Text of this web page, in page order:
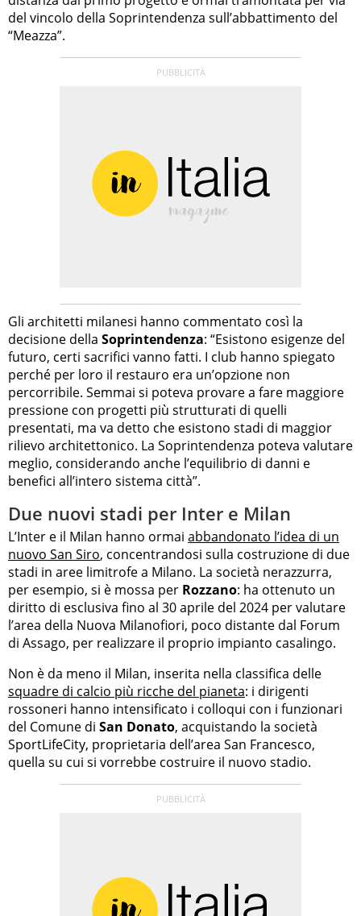
del vincolo della Soprintendenza sull’abbattimento del
“Meazza”.
Gli architetti milanesi hanno commentato così la
decisione della Soprintendenza: “Esistono esigenze del
futuro, certi sacrifici vanno fatti. I club hanno spiegato
perché per loro il restauro era un’opzione non
percorribile. Semmai si poteva provare a fare maggiore
pressione con progetti più strutturati di quelli
presentati, ma va detto che esistono stadi di maggior
rilievo architettonico. La Soprintendenza poteva valutare
meglio, considerando anche l’equilibrio di danni e
benefici all’intero sistema città”.
Due nuovi stadi per Inter e Milan
L’Inter e il Milan hanno ormai abbandonato l’idea di un
nuovo San Siro, concentrandosi sulla costruzione di due
stadi in aree limitrofe a Milano. La società nerazzurra,
per esempio, si è mossa per Rozzano: ha ottenuto un
diritto di esclusiva fino al 30 aprile del 2024 per valutare
l’area della Nuova Milanofiori, poco distante dal Forum
di Assago, per realizzare il proprio impianto casalingo.
Non è da meno il Milan, inserita nella classifica delle
squadre di calcio più ricche del pianeta: i dirigenti
rossoneri hanno intensificato i colloqui con i funzionari
del Comune di San Donato, acquistando la società
SportLifeCity, proprietaria dell’area San Francesco,
quella su cui si vorrebbe costruire il nuovo stadio.